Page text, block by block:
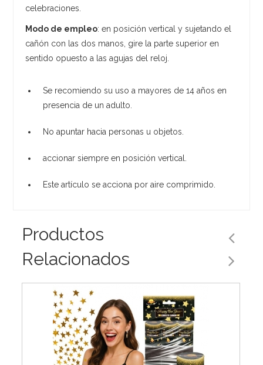
celebraciones.
Modo de empleo: en posición vertical y sujetando el
cañón con las dos manos, gire la parte superior en
sentido opuesto a las agujas del reloj.
Se recomiendo su uso a mayores de 14 años en
presencia de un adulto.
No apuntar hacia personas u objetos.
accionar siempre en posición vertical.
Este artículo se acciona por aire comprimido.
Productos
Relacionados